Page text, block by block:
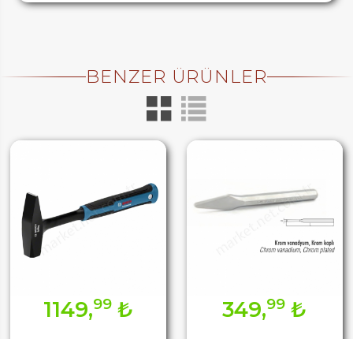
BENZER ÜRÜNLER
1149,99 ₺ 349,99 ₺